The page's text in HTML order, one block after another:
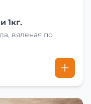
1кг.
вяленая по